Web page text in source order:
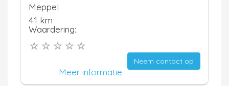
Meppel
4.1 km
Waardering:
Neem contact op
Meer informatie